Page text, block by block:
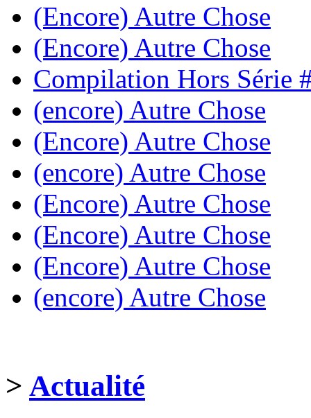
(Encore) Autre Chose
(Encore) Autre Chose
Compilation Hors Série
(encore) Autre Chose
(Encore) Autre Chose
(encore) Autre Chose
(Encore) Autre Chose
(Encore) Autre Chose
(Encore) Autre Chose
(encore) Autre Chose
> Actualité